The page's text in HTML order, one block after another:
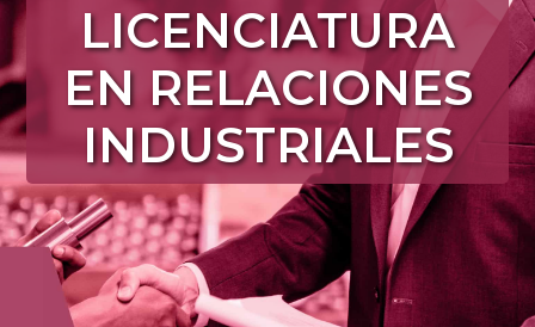
LICENCIATURA
EN RELACIONES
INDUSTRIALES